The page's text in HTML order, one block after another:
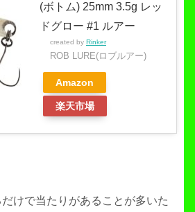
(ボトム) 25mm 3.5g レッ
ドグロー #1 ルアー
created by Rinker
ROB LURE(ロブルアー)
Amazon
楽天市場
けで当たりがあることが多いた